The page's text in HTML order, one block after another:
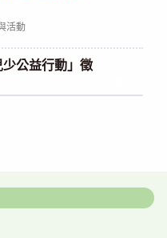
活動
公益行動」徵